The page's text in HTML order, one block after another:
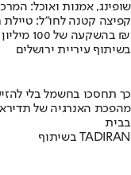
שופינג, אמנות ואוכל:
קפיצה קטנה לחו"ל: טיילת
בהשקעה של 100 מיליון ₪
בשיתוף עיריית ירושלים
כך תחסכו בחשמל בלי
מהפכת האנרגיה של
בבית
בשיתוף TADIRAN